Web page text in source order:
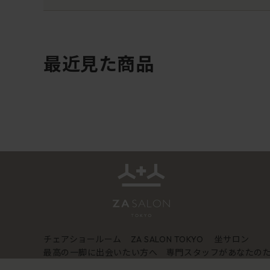
最近見た商品
チェアショールーム ZA SALON TOKYO
坐サロン
最高の一脚に出会いたい方へ 専門スタッフがあなたの